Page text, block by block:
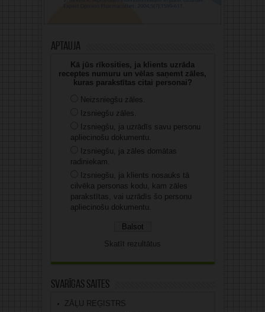
Aptauja
Kā jūs rīkosities, ja klients uzrāda
receptes numuru un vēlas saņemt zāles,
kuras parakstītas citai personai?
Neizsniegšu zāles.
Izsniegšu zāles.
Izsniegšu, ja uzrādīs savu personu
apliecinošu dokumentu.
Izsniegšu, ja zāles domātas
radiniekam.
Izsniegšu, ja klients nosauks tā
cilvēka personas kodu, kam zāles
parakstītas, vai uzrādīs šo personu
apliecinošu dokumentu.
Skatīt rezultātus
Svarīgas saites
ZĀĻU REĢISTRS